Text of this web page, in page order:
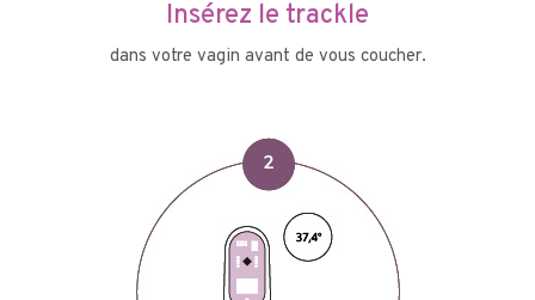
Insérez le trackle
dans votre vagin avant de vous coucher.